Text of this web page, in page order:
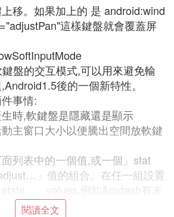
移。如果加上的 是 android:wind
這樣鍵盤就會覆蓋屏
盤的交互模式,可以用來避免輸
後的一個新特性。
事情:
生時,軟鍵盤是隱藏還是顯示
動主窗口大小以便騰出空間放軟鍵
列表中的一個值,或一個」stat
」值的組合。在任一組設置
」values,例如&mdash有未
之間用|分開。
閱讀全文